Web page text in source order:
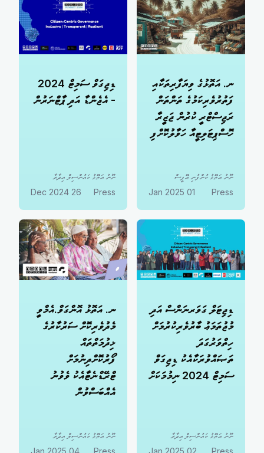
ނ. އަތޮޅުގެ ވިޔަފާރިތަކާއި
ފަތުރުވެރިކަމުގެ ތަންތަން
ރަޖިސްޓްރީ ކުރުން ޖަޒީރާ
ހޮސްޕިޓަލިޓީއާ ހަވާލުކޮށްފި
ނޫނު އަތޮޅު ކުންފުނި އޮފީސް
Press
01 Jan 2025
ޑިޖިގަވް ސަމިޓް 2024
- އެޖެންޑާ އަދި ޕާޓްނަރުން
ނޫނު އަތޮޅު ކައުންސިލް އިދާރާ
Press
26 Dec 2024
ޑިޖިޓަލް ގަވަރނަންސް އަދި
މުޖުތަމަޢު ބާރުވެރިކުރުމަށް
ހިތްވަރުގަދަ
ތަޞައްވުރަކާއެކު ޑިޖިގަވް
ސަމިޓް 2024 ނިމުމަކަށް
ނޫނު އަތޮޅު ކައުންސިލް އިދާރާ
ނ. އަތޮޅު އޮންގަވް.އެމްވީ
މެދުވެރިކޮށް ސަރުކާރުގެ
ޚިދުމަތްތައް
ފޯރުކޮށްދިނުމަށް
ޓްރޭޑްނެޓާއެކު ވެވުނު
އެއްބަސްވުން
ނޫނު އަތޮޅު ކައުންސިލް އިދާރާ